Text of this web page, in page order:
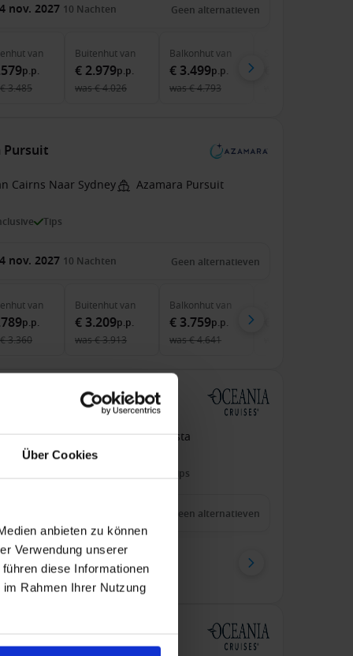
Über Cookies
anbieten zu können
Verwendung unserer
diese Informationen
Rahmen Ihrer Nutzung
nov. 2027 10 Nachten Geen alternatieven
van
p.p.
€ 3.485
Buitenhutvan
€ 2.979p.p.
was€ 4.026
Balkonhutvan
€ 3.499p.p.
was€ 4.793
Pursuit
Cairns Naar Sydney Azamara Pursuit
Tips
nov. 2027 10 Nachten Geen alternatieven
van
p.p.
€ 3.360
Buitenhutvan
€ 3.209p.p.
was€ 3.913
Balkonhutvan
€ 3.759p.p.
was€ 4.641
met de Vista
Los Angeles Naar Sydney Vista
Tips
Geen alternatieven
van
p.p.
Suite van
€ 24.209p.p.
de Vista